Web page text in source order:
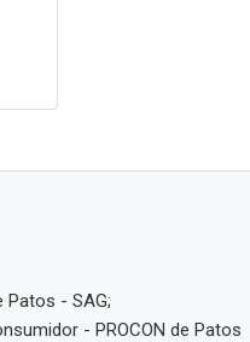
Patos - SAG;
- PROCON de Patos